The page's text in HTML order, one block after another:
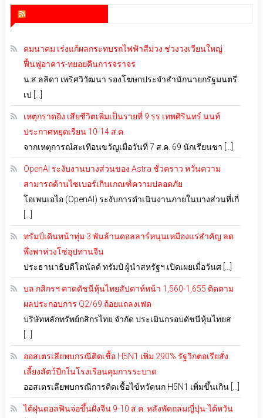
คมนาคม เร่งแก้ผลกระทบรถไฟฟ้าสีม่วง ช่วงวงเวียนใหญ่
ฟื้นฟูอาคาร-ทยอยคืนการจราจร
น.ส.ลลิดา เพริศวิวัฒนา รองโฆษกประจำสำนักนายกรัฐมนตรี
เป […]
เหตุกราดยิง เสียชีวิตเพิ่มเป็นรายที่ 9 รร.เทพศิรินทร์ นนท์
ประกาศหยุดเรียน 10-14 ส.ค.
จากเหตุการณ์สะเทือนขวัญเมื่อวันที่ 7 ส.ค. 69 นักเรียนชา […]
OpenAI ระงับงานบางส่วนของ Astra ชั่วคราว หวั่นความ
สามารถด้านไซเบอร์เกินเกณฑ์ความปลอดภัย
โอเพนเอไอ (OpenAI) ระงับการดำเนินงานภายในบางส่วนที่เกี่
ทรัมป์เดินหน้าทุ่ม 3 พันล้านดอลลาร์หนุนเหมืองแร่สำคัญ ลด
พึ่งพาห่วงโซ่อุปทานจีน
ประธานาธิบดีโดนัลด์ ทรัมป์ ผู้นำสหรัฐฯ เปิดเผยเมื่อวันศ […]
บล.กสิกรฯ คาดดัชนีหุ้นไทยสัปดาห์หน้า 1,560-1,655 ติดตาม
ผลประกอบการ Q2/69 ถ้อยแถลงเฟด
บริษัทหลักทรัพย์กสิกรไทย จำกัด ประเมินกรอบดัชนีหุ้นไทยส
ออสเตรเลียพบกรณีติดเชื้อ H5N1 เพิ่ม 290% รัฐวิกตอเรียสั่ง
เลี้ยงสัตว์ปีกในโรงเรือนคุมการระบาด
ออสเตรเลียพบกรณีการติดเชื้อไข้หวัดนก H5N1 เพิ่มขึ้นเกิน […]
ไต้ฝุ่นดอลฟินจ่อขึ้นฝั่งจีน 9-10 ส.ค. หลังพัดถล่มญี่ปุ่น-ไต้หวัน